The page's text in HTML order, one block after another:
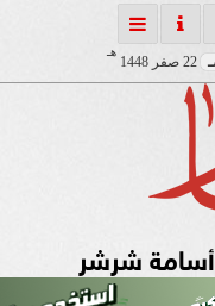
22 صفر 1448
هـ
أسامة شرشر